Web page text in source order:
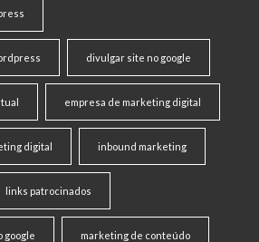
divulgar site no google
empresa de marketing digital
digital inbound marketing
links patrocinados
google marketing de conteúdo